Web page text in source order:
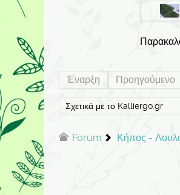
Έναρξη Προηγούμενο
Forum
Κήπος -